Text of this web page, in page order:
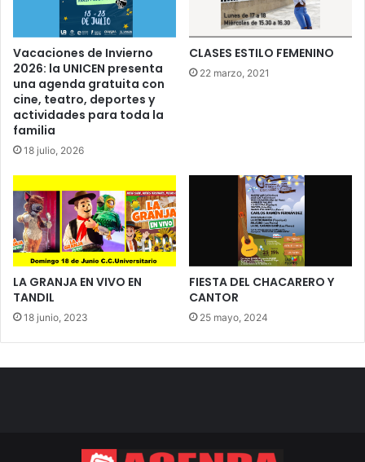
Vacaciones de Invierno
2026: la UNICEN presenta
una agenda gratuita con
cine, teatro, deportes y
actividades para toda la
familia
18 julio, 2026
CLASES ESTILO FEMENINO
22 marzo, 2021
LA GRANJA EN VIVO EN
TANDIL
18 junio, 2023
FIESTA DEL CHACARERO Y
CANTOR
25 mayo, 2024